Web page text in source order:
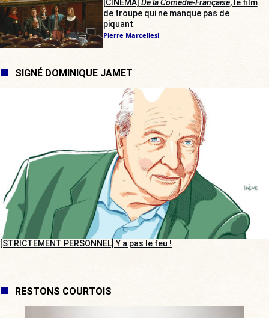
[CINÉMA] De la Comédie-Française, le film
de troupe qui ne manque pas de
piquant
Pierre Marcellesi
SIGNÉ DOMINIQUE JAMET
[STRICTEMENT PERSONNEL] Y a pas le feu !
RESTONS COURTOIS